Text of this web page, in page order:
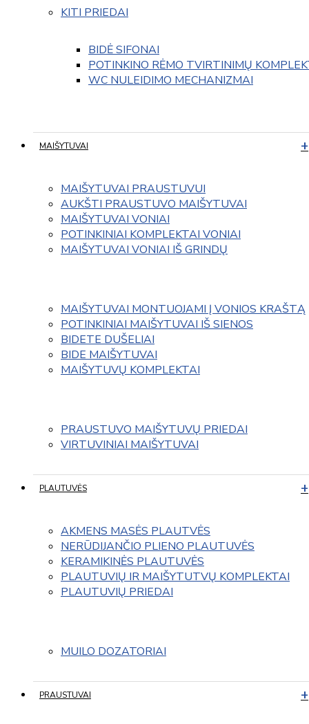
KITI PRIEDAI
BIDĖ SIFONAI
POTINKINO RĖMO TVIRTINIMŲ
WC NULEIDIMO MECHANIZMAI
MAIŠYTUVAI
MAIŠYTUVAI PRAUSTUVUI
AUKŠTI PRAUSTUVO MAIŠYTUVAI
MAIŠYTUVAI VONIAI
POTINKINIAI KOMPLEKTAI VONIAI
MAIŠYTUVAI VONIAI IŠ GRINDŲ
MAIŠYTUVAI MONTUOJAMI Į VONIOS KRAŠTĄ
POTINKINIAI MAIŠYTUVAI IŠ SIENOS
BIDETE DUŠELIAI
BIDE MAIŠYTUVAI
MAIŠYTUVŲ KOMPLEKTAI
PRAUSTUVO MAIŠYTUVŲ PRIEDAI
VIRTUVINIAI MAIŠYTUVAI
PLAUTUVĖS
AKMENS MASĖS PLAUTVĖS
NERŪDIJANČIO PLIENO PLAUTUVĖS
KERAMIKINĖS PLAUTUVĖS
PLAUTUVIŲ IR MAIŠYTUTVŲ KOMPLEKTAI
PLAUTUVIŲ PRIEDAI
MUILO DOZATORIAI
PRAUSTUVAI